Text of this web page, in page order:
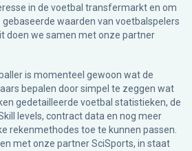
in de voetbal transfermarkt en om
waarden van voetbalspelers
doen we samen met onze partner
is momenteel gewoon wat de
bepalen door simpel te zeggen wat
gedetailleerde voetbal statistieken, de
levels, contract data en nog meer
rekenmethodes toe te kunnen passen.
met onze partner SciSports, in staat